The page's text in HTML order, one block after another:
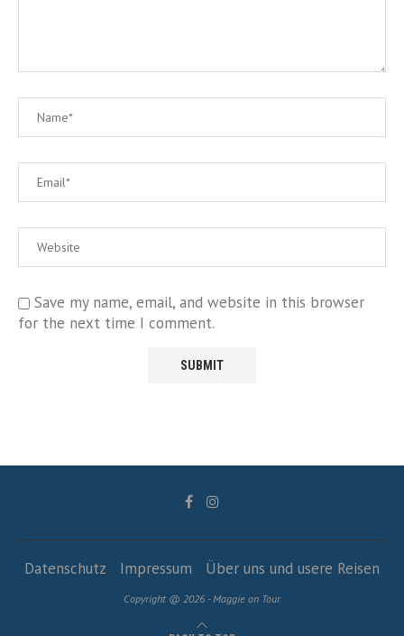
Save my name, email, and website in this browser
for the next time I comment.
Datenschutz Impressum Über uns und usere Reisen
Copyright @ 2026 - Maggie on Tour